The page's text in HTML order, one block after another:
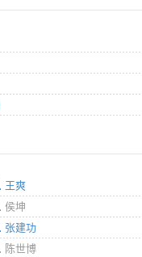
王爽
侯坤
张建功
陈世博